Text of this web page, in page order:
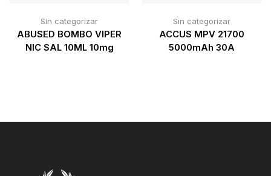
Sin categorizar
ABUSED BOMBO VIPER
NIC SAL 10ML 10mg
Sin categorizar
ACCUS MPV 21700
5000mAh 30A